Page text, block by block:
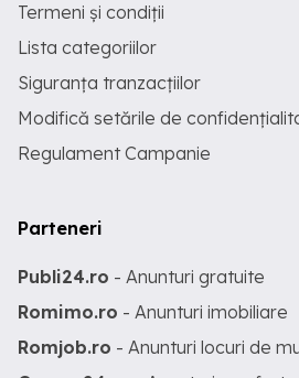
Termeni și condiții
Lista categoriilor
Siguranța tranzacțiilor
Modifică setările de
Regulament Campanie
Parteneri
Publi24.ro - Anunturi gratuite
Romimo.ro - Anunturi imobiliare
Romjob.ro - Anunturi locuri de